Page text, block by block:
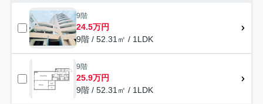
9階
24.5万円
9階 / 52.31㎡ / 1LDK
9階
25.9万円
9階 / 52.31㎡ / 1LDK